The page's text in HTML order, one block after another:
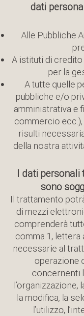
dati
Alle Pubbliche
A istituti di credito
per la
A tutte quelle
pubbliche e/o
amministrativa e
commercio
risulti
della nostra
I dati
sono
Il trattamento
di mezzi
comprenderà
comma 1, lettera
necessarie al
operazione
concernenti
l’organizzazione,
la modifica, la
l’utilizzo,